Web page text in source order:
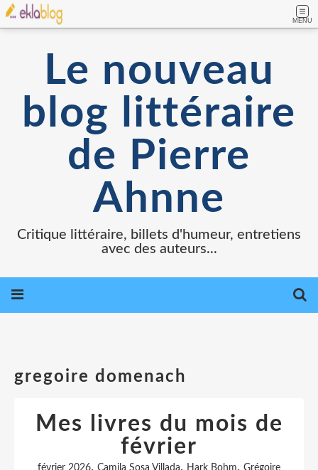
MENU
Le nouveau
blog littéraire
de Pierre
Ahnne
Critique littéraire, billets d'humeur, entretiens
avec des auteurs...
gregoire domenach
Mes livres du mois de
février
février 2026, Camila Sosa Villada, Hark Bohm, Grégoire